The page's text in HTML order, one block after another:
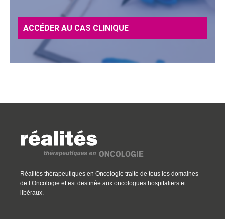
ACCÉDER AU CAS CLINIQUE
Réalités thérapeutiques en Oncologie traite de tous les domaines
de l’Oncologie et est destinée aux oncologues hospitaliers et
libéraux.